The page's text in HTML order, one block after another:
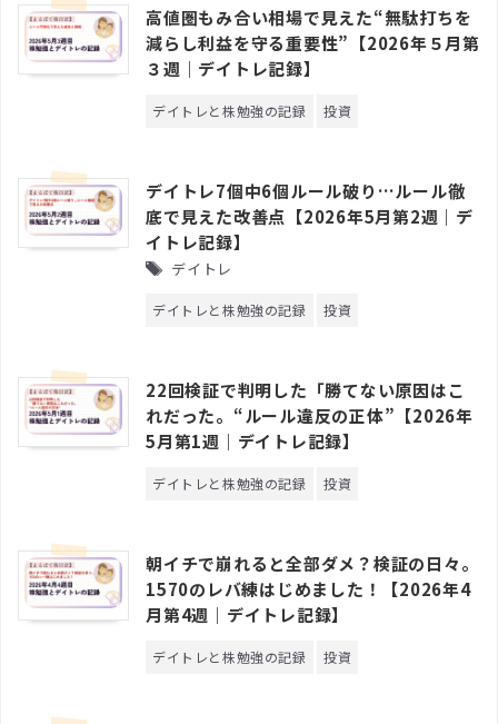
高値圏もみ合い相場で見えた“無駄打ちを
減らし利益を守る重要性”【2026年５月第
３週｜デイトレ記録】
デイトレと株勉強の記録 投資
デイトレ7個中6個ルール破り…ルール徹
底で見えた改善点【2026年5月第2週｜デ
イトレ記録】
デイトレ
デイトレと株勉強の記録 投資
22回検証で判明した「勝てない原因はこ
れだった。“ルール違反の正体”【2026年
5月第1週｜デイトレ記録】
デイトレと株勉強の記録 投資
朝イチで崩れると全部ダメ？検証の日々。
1570のレバ練はじめました！【2026年4
月第4週｜デイトレ記録】
デイトレと株勉強の記録 投資